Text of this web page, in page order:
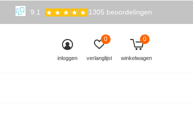
inloggen verlanglijst
0
winkelwagen
0
9.1 1305 beoordelingen